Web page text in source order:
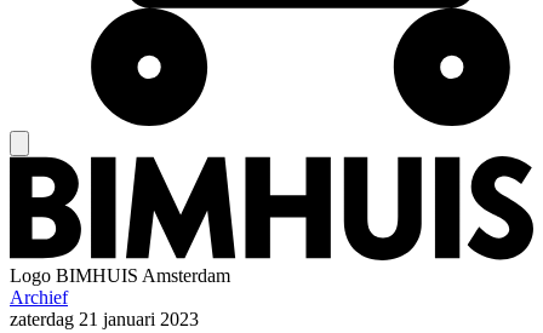
Logo BIMHUIS Amsterdam
Archief
zaterdag 21 januari 2023